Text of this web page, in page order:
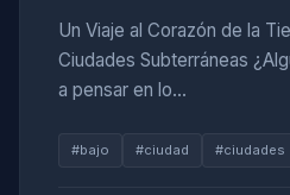
Un Viaje al Corazón de la
Ciudades Subterráneas
a pensar en lo…
#bajo #ciudad #ciudades